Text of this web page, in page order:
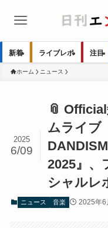
新着 ライブレポ 注目
ホーム ニュース
📎
ムライブ
2025』、
シャルレ
2025
6/09
ニュース 音楽 2025年6